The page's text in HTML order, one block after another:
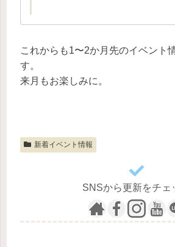
これからも1〜2か月先のイベント
す。
来月もお楽しみに。
新着イベント情報
SNSから更新をチェ